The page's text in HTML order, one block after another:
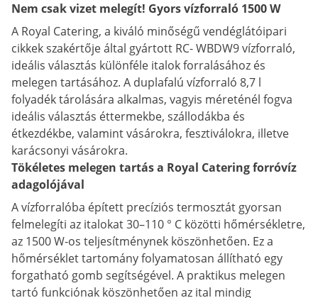
Nem csak vizet melegít! Gyors vízforraló 1500 W
A Royal Catering, a kiváló minőségű vendéglátóipari
cikkek szakértője által gyártott RC- WBDW9 vízforraló,
ideális választás különféle italok forralásához és
melegen tartásához. A duplafalú vízforraló 8,7 l
folyadék tárolására alkalmas, vagyis méreténél fogva
ideális választás éttermekbe, szállodákba és
étkezdékbe, valamint vásárokra, fesztiválokra, illetve
karácsonyi vásárokra.
Tökéletes melegen tartás a Royal Catering forróvíz
adagolójával
A vízforralóba épített precíziós termosztát gyorsan
felmelegíti az italokat 30–110 ° C közötti hőmérsékletre,
az 1500 W-os teljesítménynek köszönhetően. Ez a
hőmérséklet tartomány folyamatosan állítható egy
forgatható gomb segítségével. A praktikus melegen
tartó funkciónak köszönhetően az ital mindig